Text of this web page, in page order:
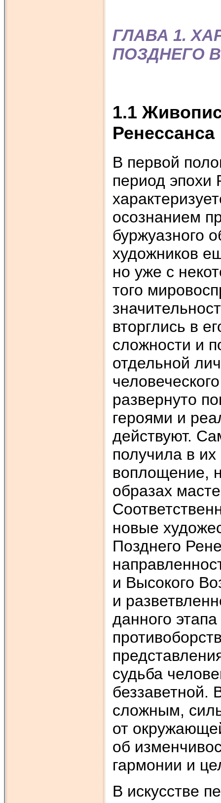
ГЛАВА 1.
ПОЗДНЕГО
1.1
Ренессанса
В первой
период эпохи
осознанием
буржуазного
художников
но уже с
того
вторглись в
сложности и
отдельной
развернуто
героями и
действуют.
получила в
воплощение,
образах
новые
Позднего
и Высокого
и
данного
судьба
беззаветной.
сложным,
от
об
гармонии и
В искусстве